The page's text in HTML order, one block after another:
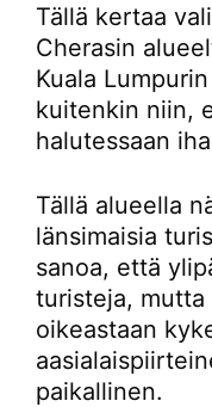
Tällä kertaa
Cherasin
Kuala
kuitenkin niin,
halutessaan
Tällä alueella
länsimaisia
sanoa, että
turisteja,
oikeastaan
paikallinen.